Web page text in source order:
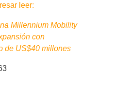
leer:
Millennium Mobility
con
de US$40 millones